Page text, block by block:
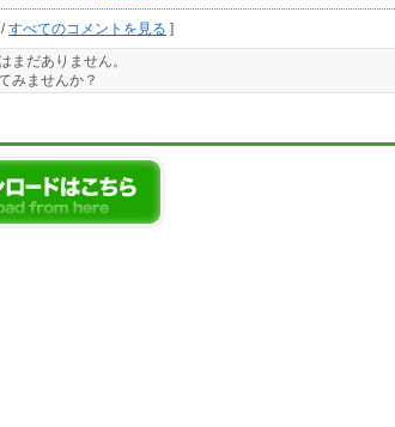
/すべてのコメントを見る ]
まだありません。
みませんか？